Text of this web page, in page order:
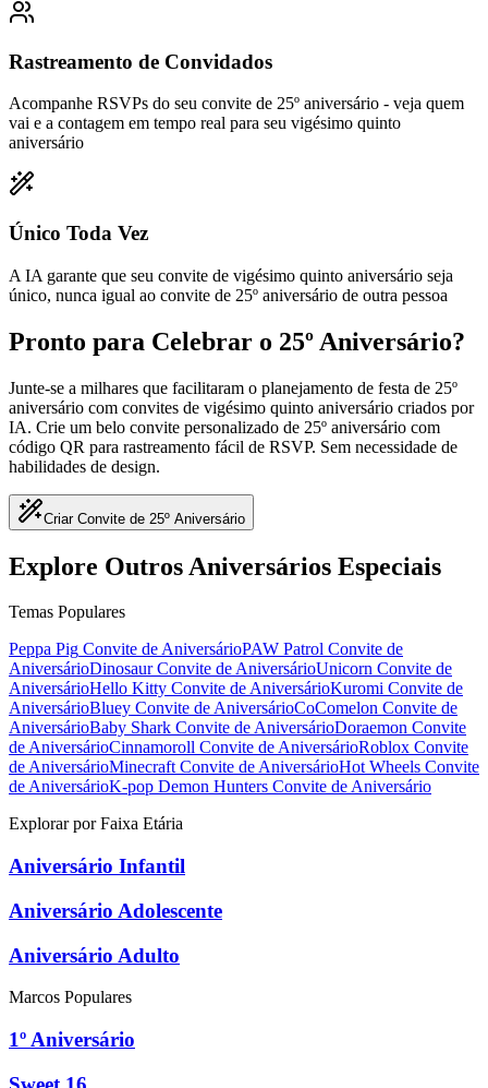
Rastreamento de Convidados
Acompanhe RSVPs do seu convite de 25º aniversário - veja quem
vai e a contagem em tempo real para seu vigésimo quinto
aniversário
Único Toda Vez
A IA garante que seu convite de vigésimo quinto aniversário seja
único, nunca igual ao convite de 25º aniversário de outra pessoa
Pronto para Celebrar o 25º Aniversário?
Junte-se a milhares que facilitaram o planejamento de festa de 25º
aniversário com convites de vigésimo quinto aniversário criados por
IA. Crie um belo convite personalizado de 25º aniversário com
código QR para rastreamento fácil de RSVP. Sem necessidade de
habilidades de design.
Criar Convite de 25º Aniversário
Explore Outros Aniversários Especiais
Temas Populares
Peppa Pig Convite de AniversárioPAW Patrol Convite de
AniversárioDinosaur Convite de AniversárioUnicorn Convite de
AniversárioHello Kitty Convite de AniversárioKuromi Convite de
AniversárioBluey Convite de AniversárioCoComelon Convite de
AniversárioBaby Shark Convite de AniversárioDoraemon Convite
de AniversárioCinnamoroll Convite de AniversárioRoblox Convite
de AniversárioMinecraft Convite de AniversárioHot Wheels Convite
de AniversárioK-pop Demon Hunters Convite de Aniversário
Explorar por Faixa Etária
Aniversário Infantil
Aniversário Adolescente
Aniversário Adulto
Marcos Populares
1º Aniversário